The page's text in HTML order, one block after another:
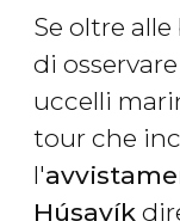
Se oltre
di
uccelli
tour che
l'
Húsavík